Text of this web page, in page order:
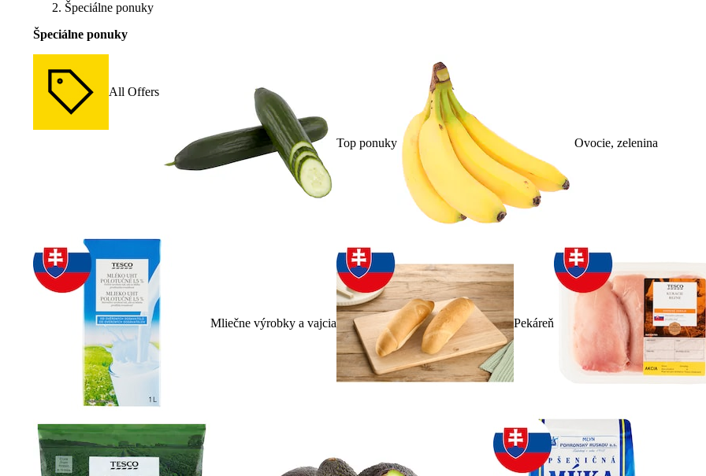
Špeciálne ponuky
Špeciálne ponuky
All Offers
Top ponuky Ovocie, zelenina
Mliečne výrobky a vajcia Pekáreň